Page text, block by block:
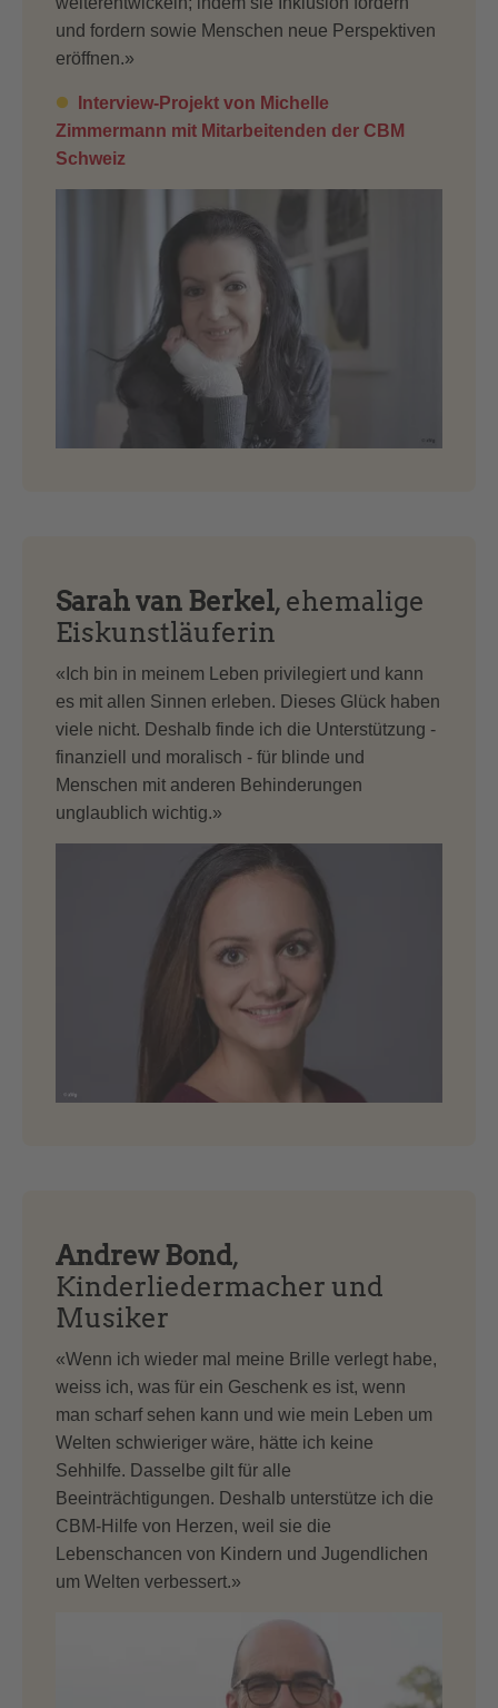
und fordern sowie Menschen neue Perspektiven
eröffnen.»
Interview-Projekt von Michelle
Zimmermann mit Mitarbeitenden der CBM
Schweiz
Sarah van Berkel, ehemalige
Eiskunstläuferin
«Ich bin in meinem Leben privilegiert und kann
es mit allen Sinnen erleben. Dieses Glück haben
viele nicht. Deshalb finde ich die Unterstützung -
finanziell und moralisch - für blinde und
Menschen mit anderen Behinderungen
unglaublich wichtig.»
Andrew Bond,
Kinderliedermacher und
Musiker
«Wenn ich wieder mal meine Brille verlegt habe,
weiss ich, was für ein Geschenk es ist, wenn
man scharf sehen kann und wie mein Leben um
Welten schwieriger wäre, hätte ich keine
Sehhilfe. Dasselbe gilt für alle
Beeinträchtigungen. Deshalb unterstütze ich die
CBM-Hilfe von Herzen, weil sie die
Lebenschancen von Kindern und Jugendlichen
um Welten verbessert.»